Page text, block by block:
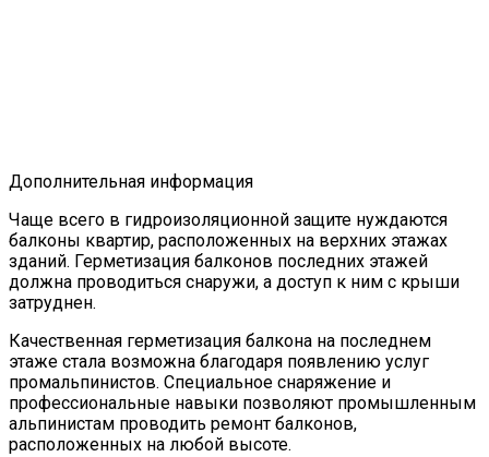
Дополнительная информация
Чаще всего в гидроизоляционной защите нуждаются
балконы квартир, расположенных на верхних этажах
зданий. Герметизация балконов последних этажей
должна проводиться снаружи, а доступ к ним с крыши
затруднен.
Качественная герметизация балкона на последнем
этаже стала возможна благодаря появлению услуг
промальпинистов. Специальное снаряжение и
профессиональные навыки позволяют промышленным
альпинистам проводить ремонт балконов,
расположенных на любой высоте.